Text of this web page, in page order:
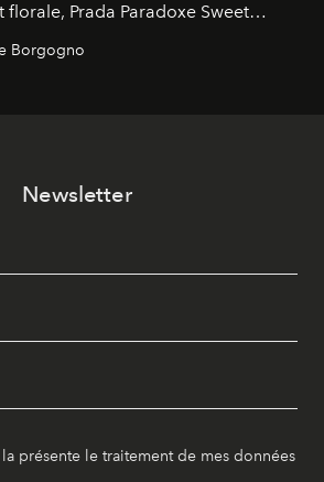
Prada Paradoxe Sweet
Borgogno
Newsletter
présente le traitement de mes données